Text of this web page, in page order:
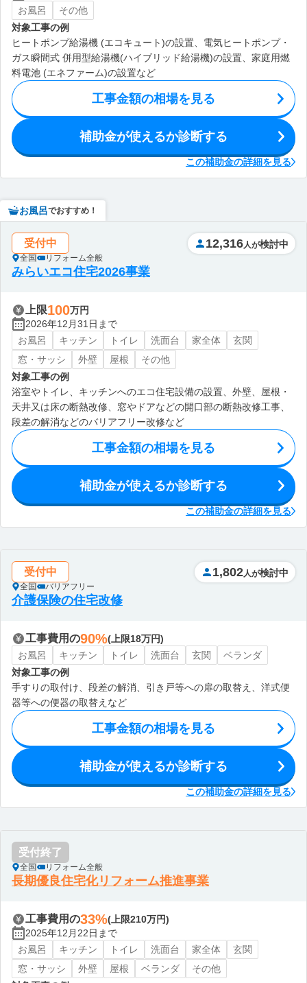
お風呂
その他
対象工事の例
ヒートポンプ給湯機 (エコキュート)の設置、電気ヒートポンプ・
ガス瞬間式 併用型給湯機(ハイブリッド給湯機)の設置、家庭用燃
料電池 (エネファーム)の設置など
工事金額の相場を見る
補助金が使えるか診断する
この補助金の詳細を見る
お風呂でおすすめ！
受付中
全国 リフォーム全般
12,316 人が検討中
みらいエコ住宅2026事業
上限100万円
2026年12月31日まで
お風呂
キッチン トイレ 洗面台 家全体
玄関
窓・サッシ
外壁 屋根
その他
対象工事の例
浴室やトイレ、キッチンへのエコ住宅設備の設置、外壁、屋根・
天井又は床の断熱改修、窓やドアなどの開口部の断熱改修工事、
段差の解消などのバリアフリー改修など
工事金額の相場を見る
補助金が使えるか診断する
この補助金の詳細を見る
受付中
全国 バリアフリー
1,802 人が検討中
介護保険の住宅改修
工事費用の90%(上限18万円)
お風呂
キッチン トイレ 洗面台 玄関
ベランダ
対象工事の例
手すりの取付け、段差の解消、引き戸等への扉の取替え、洋式便
器等への便器の取替えなど
工事金額の相場を見る
補助金が使えるか診断する
この補助金の詳細を見る
受付終了
全国 リフォーム全般
長期優良住宅化リフォーム推進事業
工事費用の33%(上限210万円)
2025年12月22日まで
お風呂
キッチン トイレ 洗面台 家全体
玄関
窓・サッシ
外壁 屋根 ベランダ
その他